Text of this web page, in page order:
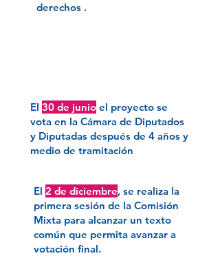
derechos .
El 30 de junio el proyecto se
vota en la Cámara de Diputados
y Diputadas después de 4 años y
medio de tramitación
El 2 de diciembre, se realiza la
primera sesión de la Comisión
Mixta para alcanzar un texto
común que permita avanzar a
votación final.